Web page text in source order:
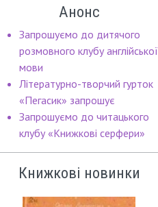
Анонс
Запрошуємо до дитячого
розмовного клубу англійської
мови
Літературно-творчий гурток
«Пегасик» запрошує
Запрошуємо до читацького
клубу «Книжкові серфери»
Книжкові новинки